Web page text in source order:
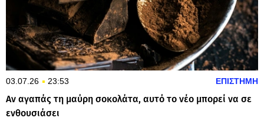
03.07.26 23:53 ΕΠΙΣΤΗΜΗ
Αν αγαπάς τη μαύρη σοκολάτα, αυτό το νέο μπορεί να σε
ενθουσιάσει